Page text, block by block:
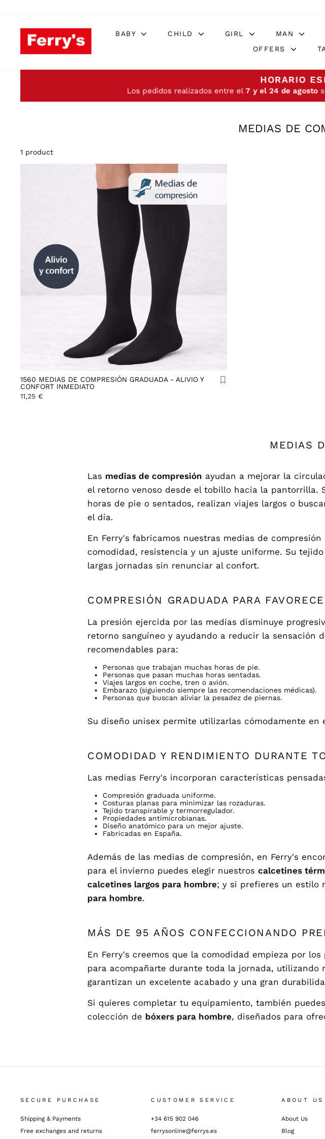
BABY CHILD GIRL MAN
OFFERS
HORARIO
Los pedidos realizados entre el7 y el 24 de agosto
MEDIAS DE
1 product
1560 MEDIAS DE COMPRESIÓN GRADUADA - ALIVIO Y
CONFORT INMEDIATO
11,25 €
MEDIAS
Las medias de compresión ayudan a mejorar la
el retorno venoso desde el tobillo hacia la pantorrilla.
horas de pie o sentados, realizan viajes largos o
el día.
En Ferry's fabricamos nuestras medias de
comodidad, resistencia y un ajuste uniforme. Su
largas jornadas sin renunciar al confort.
COMPRESIÓN GRADUADA PARA
La presión ejercida por las medias disminuye
retorno sanguíneo y ayudando a reducir la sensación
recomendables para:
Personas que trabajan muchas horas de pie.
Personas que pasan muchas horas sentadas.
Viajes largos en coche, tren o avión.
Embarazo (siguiendo siempre las recomendaciones médicas).
Personas que buscan aliviar la pesadez de piernas.
Su diseño unisex permite utilizarlas cómodamente
COMODIDAD Y RENDIMIENTO DURANTE
Las medias Ferry's incorporan características
Compresión graduada uniforme.
Costuras planas para minimizar las rozaduras.
Tejido transpirable y termorregulador.
Propiedades antimicrobianas.
Diseño anatómico para un mejor ajuste.
Fabricadas en España.
Además de las medias de compresión, en Ferry's
para el invierno puedes elegir nuestros calcetines
calcetines largos para hombre; y si prefieres un estilo
para hombre.
MÁS DE 95 AÑOS CONFECCIONANDO
En Ferry's creemos que la comodidad empieza por
para acompañarte durante toda la jornada,
garantizan un excelente acabado y una gran
Si quieres completar tu equipamiento, también
colección de bóxers para hombre, diseñados para
SECURE PURCHASE
Shipping & Payments
Free exchanges and returns
CUSTOMER SERVICE
+34 615 902 046
ferrysonline@ferrys.es
ABOUT US
About Us
Blog